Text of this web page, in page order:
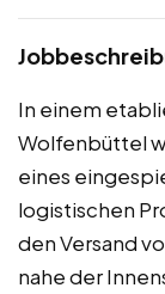
In einem
Wolfenbüttel
eines
logistischen
den Versand
nahe der